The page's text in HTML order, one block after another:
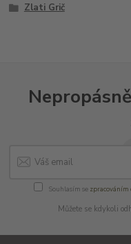
Zlati Grič
Souhlasím se zpracováním
Můžete se kdykoli